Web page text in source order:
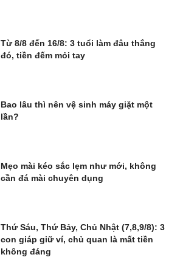
Từ 8/8 đến 16/8: 3 tuổi làm đâu thắng
đó, tiền đếm mỏi tay
Bao lâu thì nên vệ sinh máy giặt một
lần?
Mẹo mài kéo sắc lẹm như mới, không
cần đá mài chuyên dụng
Thứ Sáu, Thứ Bảy, Chủ Nhật (7,8,9/8): 3
con giáp giữ ví, chủ quan là mất tiền
không đáng